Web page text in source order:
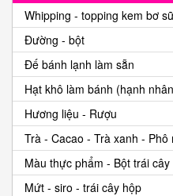
Whipping - topping kem bơ
Đường - bột
Đế bánh lạnh làm sẵn
Hạt khô làm bánh (hạnh
Hương liệu - Rượu
Trà - Cacao - Trà xanh - Phô
Màu thực phẩm - Bột trái cây
Mứt - siro - trái cây hộp